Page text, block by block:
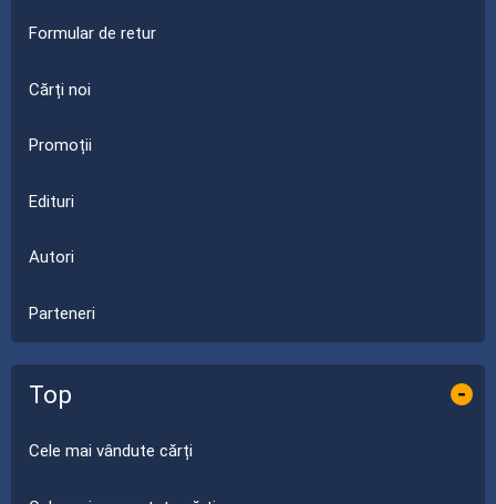
Formular de retur
Cărți noi
Promoții
Edituri
Autori
Parteneri
Top -
Cele mai vândute cărți